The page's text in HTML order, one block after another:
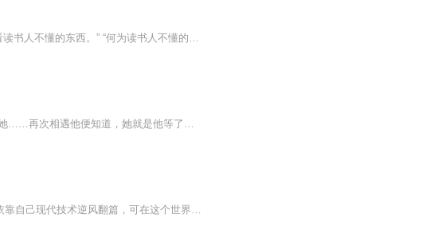
【内容简介】某日，某人天观星测，负手而立。 “娘子，你为何看天？” “在看读书人不懂的东西。” “何为读书人不懂的？”某男好奇发问。 “你可知天上为什么会出现月亮星星？” 摇头。 “那你可知太阳为什么要东升西落？” 摇头。 “那你可知为什么我只...
三世一个轮回，再次重生，女主身上多了一个现代人的灵魂，是她，也不是她……再次相遇他便知道，她就是他等了一个轮回的、那个最终会成为他王妃的那个人……本书由几个爱好有声书的小白共同完成，更新的速度可能会慢一些，谢谢大家支持！计划每周更新一章...
A是天才科学家在国际科展会中不慎穿越，成为越王的废弃王妃，本想着要依靠自己现代技术逆风翻篇，可在这个世界里，凌厉就是一切，楚洛安只好听从越王安排，虽然楚洛安极其看不惯他，但也干不过他，从此楚洛安有了越王的帮助，踏上复仇之路，可这路好像越走越歪了，爱妃，过来让本王亲一口，滚，说好的高冷严肃的战神呢？这骚里骚气的人是谁呀？还有我是直的比钢筋还直，楚洛安在内心咆哮作者：沐雨疯花